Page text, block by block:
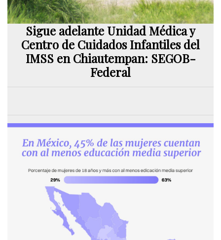
Sigue adelante Unidad Médica y
Centro de Cuidados Infantiles del
IMSS en Chiautempan: SEGOB-
Federal